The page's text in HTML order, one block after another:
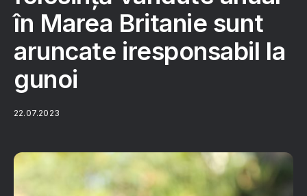
în Marea Britanie sunt
aruncate iresponsabil la
gunoi
22.07.2023